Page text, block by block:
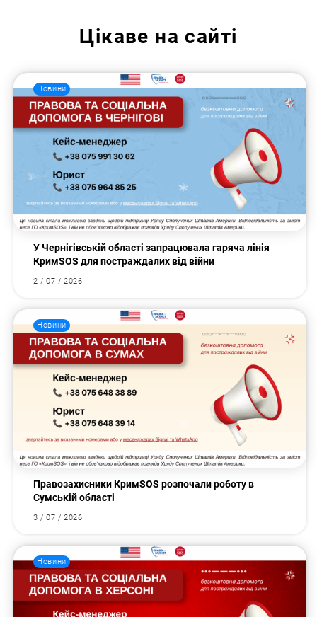
Цікаве на сайті
Новини
У Чернігівській області запрацювала гаряча лінія
КримSOS для постраждалих від війни
2 / 07 / 2026
Новини
Правозахисники КримSOS розпочали роботу в
Сумській області
3 / 07 / 2026
Новини